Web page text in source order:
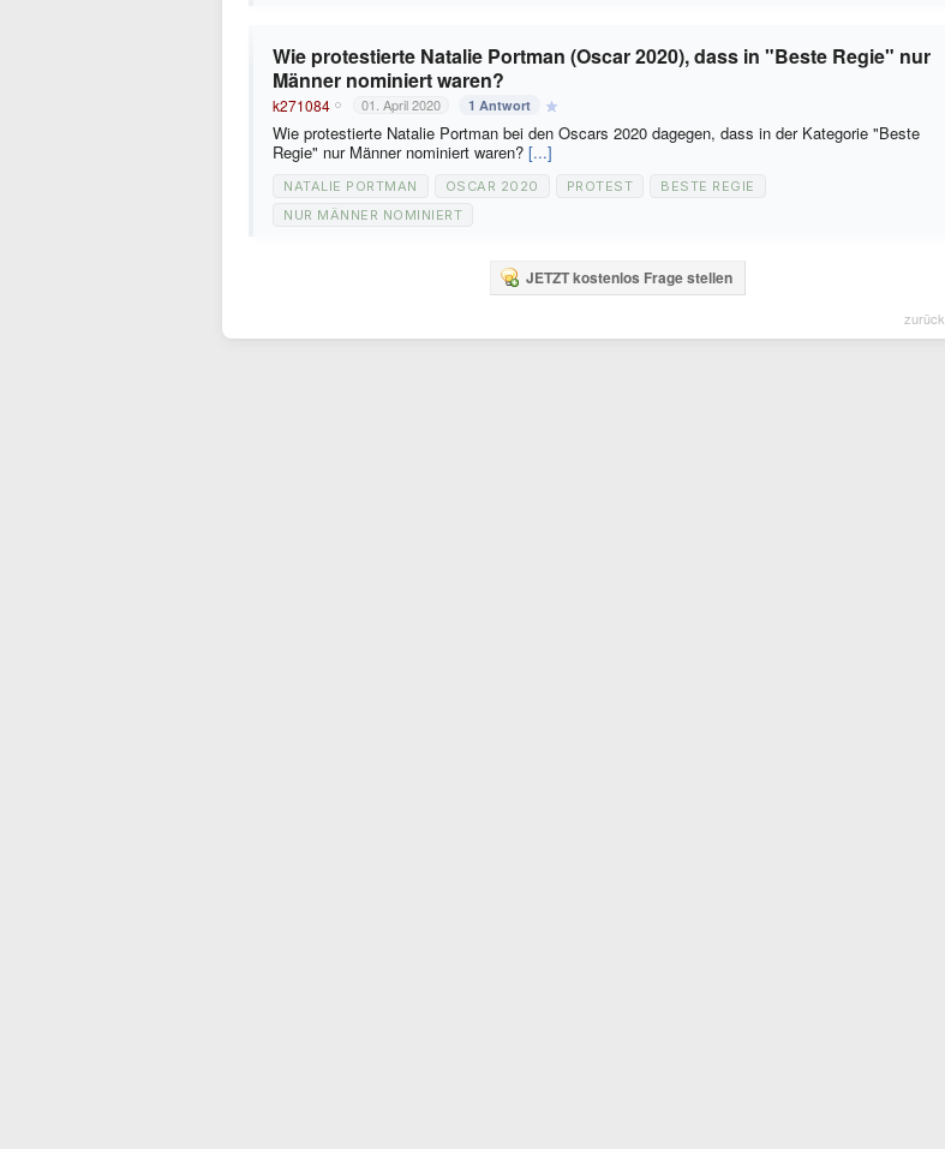
Wie protestierte Natalie Portman (Oscar 2020), dass in "Beste Regie" nur
Männer nominiert waren?
k271084 01. April 2020 1 Antwort
Wie protestierte Natalie Portman bei den Oscars 2020 dagegen, dass in der Kategorie "Beste
Regie" nur Männer nominiert waren? [...]
NATALIE PORTMAN OSCAR 2020 PROTEST
BESTE REGIE
NUR MÄNNER NOMINIERT
JETZT kostenlos Frage stellen
zurück